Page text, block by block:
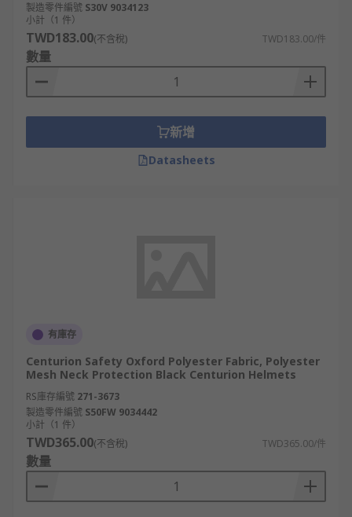
製造零件編號 S30V 9034123
小計（1 件）
TWD183.00(不含稅) TWD183.00/件
數量
新增
Datasheets
有庫存
Centurion Safety Oxford Polyester Fabric, Polyester
Mesh Neck Protection Black Centurion Helmets
RS庫存編號 271-3673
製造零件編號 S50FW 9034442
小計（1 件）
TWD365.00(不含稅) TWD365.00/件
數量